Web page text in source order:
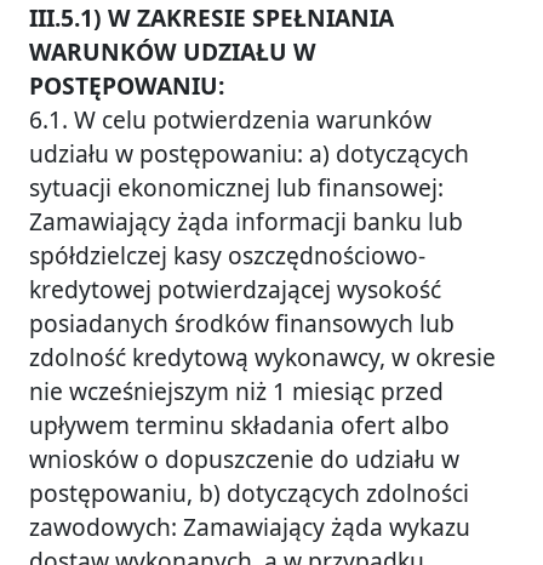
III.5.1) W ZAKRESIE SPEŁNIANIA
WARUNKÓW UDZIAŁU W
POSTĘPOWANIU:
6.1. W celu potwierdzenia warunków
udziału w postępowaniu: a) dotyczących
sytuacji ekonomicznej lub finansowej:
Zamawiający żąda informacji banku lub
spółdzielczej kasy oszczędnościowo-
kredytowej potwierdzającej wysokość
posiadanych środków finansowych lub
zdolność kredytową wykonawcy, w okresie
nie wcześniejszym niż 1 miesiąc przed
upływem terminu składania ofert albo
wniosków o dopuszczenie do udziału w
postępowaniu, b) dotyczących zdolności
zawodowych: Zamawiający żąda wykazu